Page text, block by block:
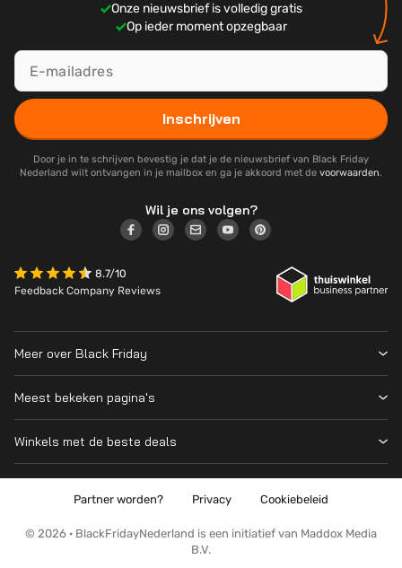
Onze nieuwsbrief is volledig gratis
Op ieder moment opzegbaar
Inschrijven
Door je in te schrijven bevestig je dat je de nieuwsbrief van Black Friday
Nederland wilt ontvangen in je mailbox en ga je akkoord met de voorwaarden.
Wil je ons volgen?
8.7/10
Feedback Company Reviews
Meer over Black Friday
Wanneer is Black Friday?
Cyber Monday 2026
Over ons
Kennis en advies
Meest bekeken pagina's
Prijsvergelijker
PS5
Winkels met de beste deals
© 2026 · BlackFridayNederland is een initiatief van Maddox Media
B.V.
Partner worden? Privacy Cookiebeleid